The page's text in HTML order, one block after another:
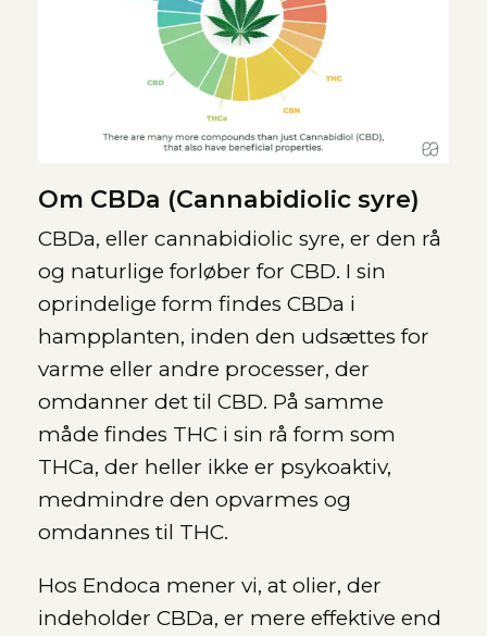
Om CBDa (Cannabidiolic syre)
CBDa, eller cannabidiolic syre, er den rå
og naturlige forløber for CBD. I sin
oprindelige form findes CBDa i
hampplanten, inden den udsættes for
varme eller andre processer, der
omdanner det til CBD. På samme
måde findes THC i sin rå form som
THCa, der heller ikke er psykoaktiv,
medmindre den opvarmes og
omdannes til THC.
Hos Endoca mener vi, at olier, der
indeholder CBDa, er mere effektive end